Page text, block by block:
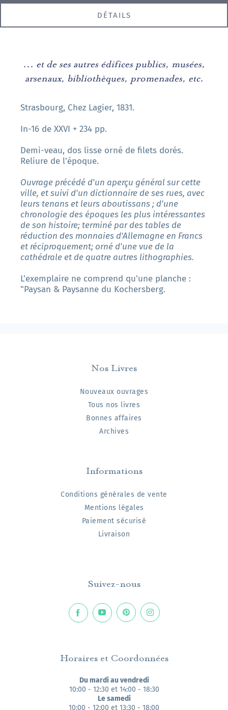
DÉTAILS
... et de ses autres édifices publics, musées,
arsenaux, bibliothèques, promenades, etc.
Strasbourg, Chez Lagier, 1831.
In-16 de XXVI + 234 pp.
Demi-veau, dos lisse orné de filets dorés.
Reliure de l'époque.
Ouvrage précédé d'un aperçu général sur cette
ville, et suivi d'un dictionnaire de ses rues, avec
leurs tenans et leurs aboutissans ; d'une
chronologie des époques les plus intéressantes
de son histoire; terminé par des tables de
réduction des monnaies d'Allemagne en Francs
et réciproquement; orné d'une vue de la
cathédrale et de quatre autres lithographies.
L'exemplaire ne comprend qu'une planche :
"Paysan & Paysanne du Kochersberg.
Nos Livres
Nouveaux ouvrages
Tous nos livres
Bonnes affaires
Archives
Informations
Conditions générales de vente
Mentions légales
Paiement sécurisé
Livraison
Suivez-nous
Horaires et Coordonnées
Du mardi au vendredi
10:00 - 12:30 et 14:00 - 18:30
Le samedi
10:00 - 12:00 et 13:30 - 18:00